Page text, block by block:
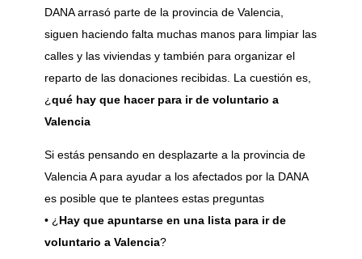
DANA arrasó parte de la provincia de Valencia,
siguen haciendo falta muchas manos para limpiar las
calles y las viviendas y también para organizar el
reparto de las donaciones recibidas. La cuestión es,
¿qué hay que hacer para ir de voluntario a
Valencia
Si estás pensando en desplazarte a la provincia de
Valencia A para ayudar a los afectados por la DANA
es posible que te plantees estas preguntas
• ¿ Hay que apuntarse en una lista para ir de
voluntario a Valencia?